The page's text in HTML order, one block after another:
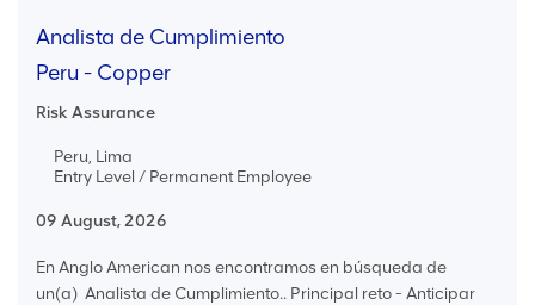
Analista de Cumplimiento
Peru - Copper
Risk Assurance
Peru, Lima
Entry Level / Permanent Employee
09 August, 2026
En Anglo American nos encontramos en búsqueda de
un(a) Analista de Cumplimiento.. Principal reto - Anticipar